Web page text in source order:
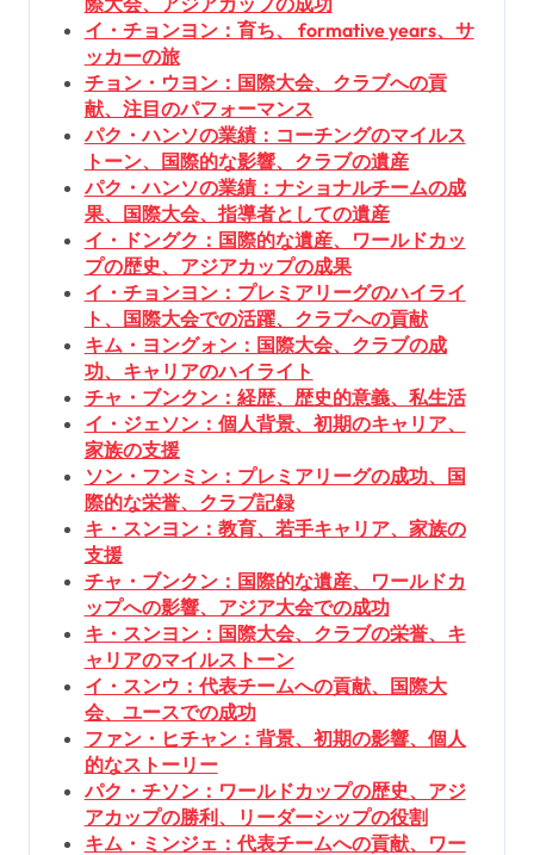
イ・チョンヨン：育ち、 formative years、サ
ッカーの旅
チョン・ウヨン：国際大会、クラブへの貢
献、注目のパフォーマンス
パク・ハンソの業績：コーチングのマイルス
トーン、国際的な影響、クラブの遺産
パク・ハンソの業績：ナショナルチームの成
果、国際大会、指導者としての遺産
イ・ドングク：国際的な遺産、ワールドカッ
プの歴史、アジアカップの成果
イ・チョンヨン：プレミアリーグのハイライ
ト、国際大会での活躍、クラブへの貢献
キム・ヨングォン：国際大会、クラブの成
功、キャリアのハイライト
チャ・ブンクン：経歴、歴史的意義、私生活
イ・ジェソン：個人背景、初期のキャリア、
家族の支援
ソン・フンミン：プレミアリーグの成功、国
際的な栄誉、クラブ記録
キ・スンヨン：教育、若手キャリア、家族の
支援
チャ・ブンクン：国際的な遺産、ワールドカ
ップへの影響、アジア大会での成功
キ・スンヨン：国際大会、クラブの栄誉、キ
ャリアのマイルストーン
イ・スンウ：代表チームへの貢献、国際大
会、ユースでの成功
ファン・ヒチャン：背景、初期の影響、個人
的なストーリー
パク・チソン：ワールドカップの歴史、アジ
アカップの勝利、リーダーシップの役割
キム・ミンジェ：代表チームへの貢献、ワー